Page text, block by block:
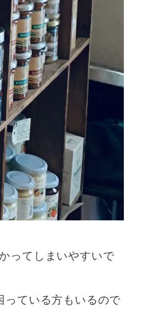
ってしまいやすいで
っている方もいるので